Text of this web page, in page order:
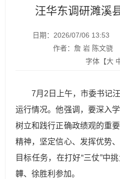
汪华东调研濉溪
日期：2026/07/06 13:53
作者：詹 岩 陈文骁
字体【大
7月2日上午，市委书记
运行情况。他强调，要深入
树立和践行正确政绩观的重
精神，坚定信心、发挥优势
目标任务，在打好“三仗”中
韡、徐胜利参加。